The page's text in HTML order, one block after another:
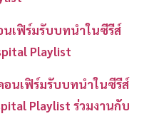
นเฟิร์มรับบทนำในซีรีส์
Playlist
นเฟิร์มรับบทนำในซีรีส์
Playlist ร่วมงานกับ